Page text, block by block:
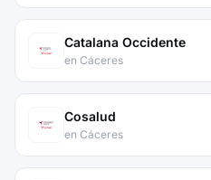
Catalana Occidente
en Cáceres
Cosalud
en Cáceres